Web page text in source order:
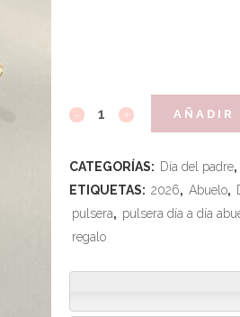
AÑADIR
CATEGORÍAS: Día del padre,
ETIQUETAS: 2026, Abuelo,
pulsera, pulsera día a día
regalo